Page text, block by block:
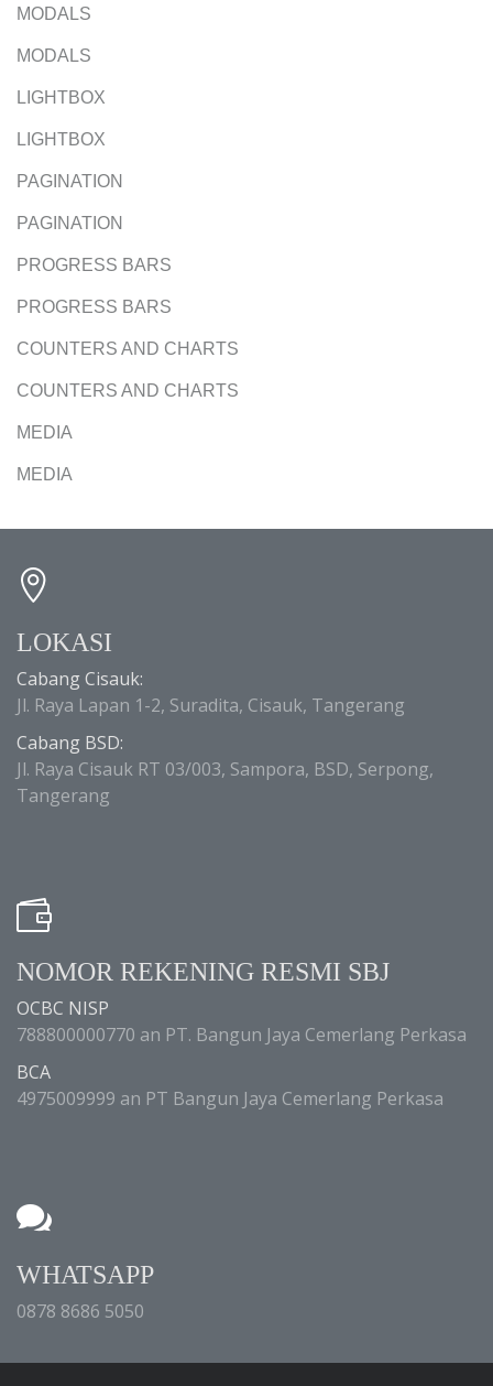
MODALS
MODALS
LIGHTBOX
LIGHTBOX
PAGINATION
PAGINATION
PROGRESS BARS
PROGRESS BARS
COUNTERS AND CHARTS
COUNTERS AND CHARTS
MEDIA
MEDIA
LOKASI
Cabang Cisauk:
Jl. Raya Lapan 1-2, Suradita, Cisauk, Tangerang
Cabang BSD:
Jl. Raya Cisauk RT 03/003, Sampora, BSD, Serpong,
Tangerang
NOMOR REKENING RESMI SBJ
OCBC NISP
788800000770 an PT. Bangun Jaya Cemerlang Perkasa
BCA
4975009999 an PT Bangun Jaya Cemerlang Perkasa
WHATSAPP
0878 8686 5050